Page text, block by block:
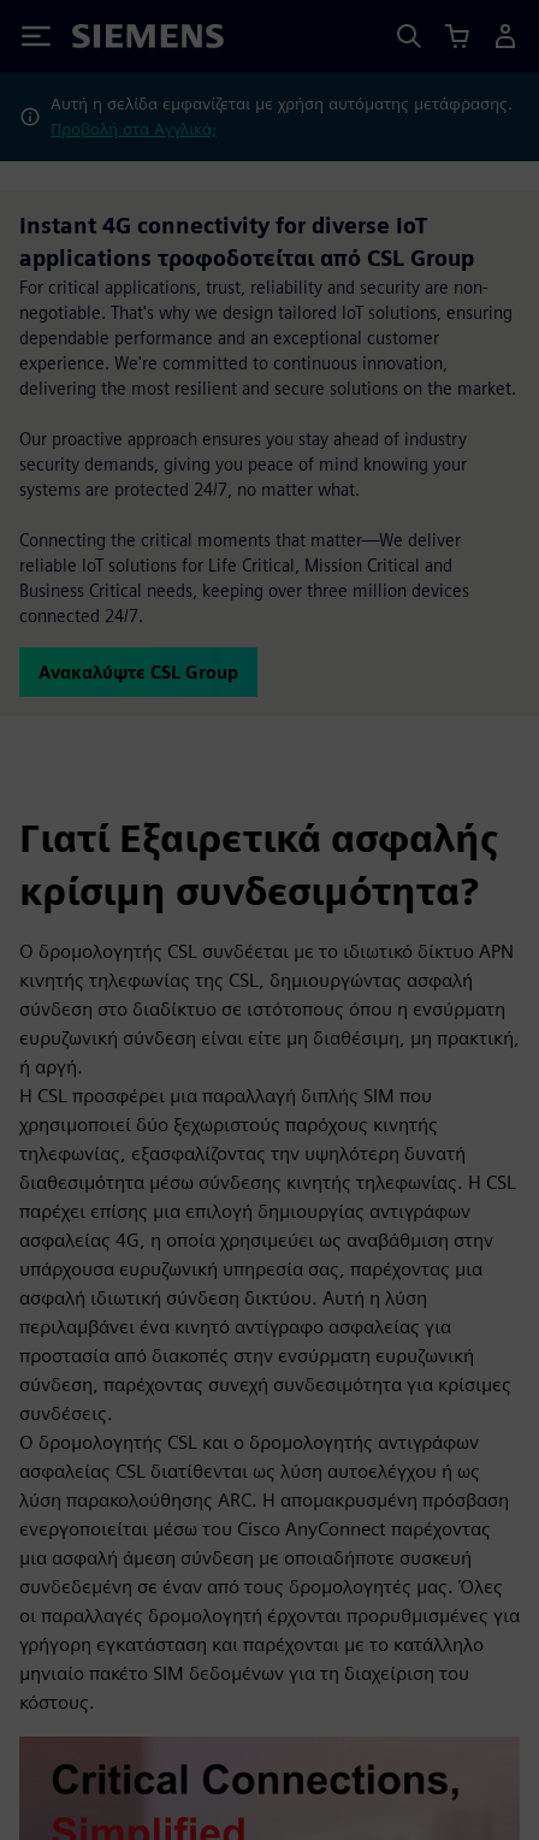
Siemens
Αυτή η σελίδα εμφανίζεται με χρήση αυτόματης μετάφρασης.
Προβολή στα Αγγλικά;
Instant 4G connectivity for diverse IoT
applications τροφοδοτείται από CSL Group
For critical applications, trust, reliability and security are non-
negotiable. That's why we design tailored IoT solutions, ensuring
dependable performance and an exceptional customer
experience. We're committed to continuous innovation,
delivering the most resilient and secure solutions on the market.
Our proactive approach ensures you stay ahead of industry
security demands, giving you peace of mind knowing your
systems are protected 24/7, no matter what.
Connecting the critical moments that matter—We deliver
reliable IoT solutions for Life Critical, Mission Critical and
Business Critical needs, keeping over three million devices
connected 24/7.
Ανακαλύψτε CSL Group
Γιατί Εξαιρετικά ασφαλής
κρίσιμη συνδεσιμότητα?
Ο δρομολογητής CSL συνδέεται με το ιδιωτικό δίκτυο APN
κινητής τηλεφωνίας της CSL, δημιουργώντας ασφαλή
σύνδεση στο διαδίκτυο σε ιστότοπους όπου η ενσύρματη
ευρυζωνική σύνδεση είναι είτε μη διαθέσιμη, μη πρακτική,
ή αργή.
Η CSL προσφέρει μια παραλλαγή διπλής SIM που
χρησιμοποιεί δύο ξεχωριστούς παρόχους κινητής
τηλεφωνίας, εξασφαλίζοντας την υψηλότερη δυνατή
διαθεσιμότητα μέσω σύνδεσης κινητής τηλεφωνίας. Η CSL
παρέχει επίσης μια επιλογή δημιουργίας αντιγράφων
ασφαλείας 4G, η οποία χρησιμεύει ως αναβάθμιση στην
υπάρχουσα ευρυζωνική υπηρεσία σας, παρέχοντας μια
ασφαλή ιδιωτική σύνδεση δικτύου. Αυτή η λύση
περιλαμβάνει ένα κινητό αντίγραφο ασφαλείας για
προστασία από διακοπές στην ενσύρματη ευρυζωνική
σύνδεση, παρέχοντας συνεχή συνδεσιμότητα για κρίσιμες
συνδέσεις.
Ο δρομολογητής CSL και ο δρομολογητής αντιγράφων
ασφαλείας CSL διατίθενται ως λύση αυτοελέγχου ή ως
λύση παρακολούθησης ARC. Η απομακρυσμένη πρόσβαση
ενεργοποιείται μέσω του Cisco AnyConnect παρέχοντας
μια ασφαλή άμεση σύνδεση με οποιαδήποτε συσκευή
συνδεδεμένη σε έναν από τους δρομολογητές μας. Όλες
οι παραλλαγές δρομολογητή έρχονται προρυθμισμένες για
γρήγορη εγκατάσταση και παρέχονται με το κατάλληλο
μηνιαίο πακέτο SIM δεδομένων για τη διαχείριση του
κόστους.